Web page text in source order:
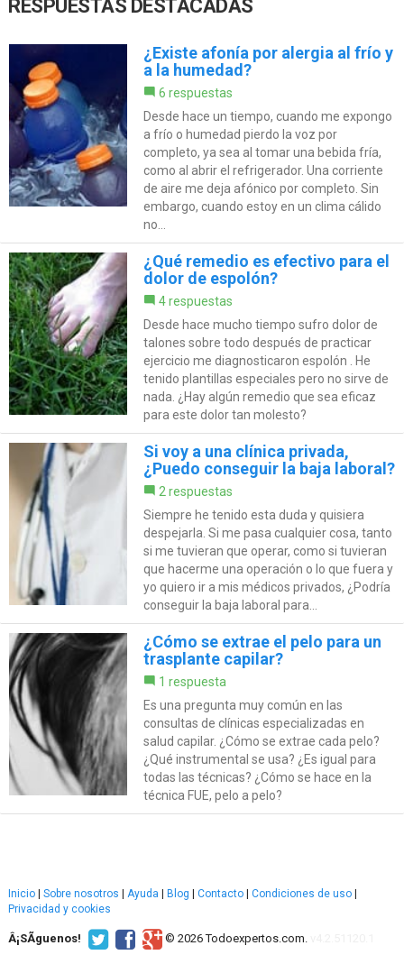
RESPUESTAS DESTACADAS
¿Existe afonía por alergia al frío y
a la humedad?
6 respuestas
Desde hace un tiempo, cuando me expongo
a frío o humedad pierdo la voz por
completo, ya sea al tomar una bebida fría,
como al abrir el refrigerador. Una corriente
de aire me deja afónico por completo. Sin
embargo, cuando estoy en un clima cálido
no...
¿Qué remedio es efectivo para el
dolor de espolón?
4 respuestas
Desde hace mucho tiempo sufro dolor de
talones sobre todo después de practicar
ejercicio me diagnosticaron espolón . He
tenido plantillas especiales pero no sirve de
nada. ¿Hay algún remedio que sea eficaz
para este dolor tan molesto?
Si voy a una clínica privada,
¿Puedo conseguir la baja laboral?
2 respuestas
Siempre he tenido esta duda y quisiera
despejarla. Si me pasa cualquier cosa, tanto
si me tuvieran que operar, como si tuvieran
que hacerme una operación o lo que fuera y
yo quiero ir a mis médicos privados, ¿Podría
conseguir la baja laboral para...
¿Cómo se extrae el pelo para un
trasplante capilar?
1 respuesta
Es una pregunta muy común en las
consultas de clínicas especializadas en
salud capilar. ¿Cómo se extrae cada pelo?
¿Qué instrumental se usa? ¿Es igual para
todas las técnicas? ¿Cómo se hace en la
técnica FUE, pelo a pelo?
Inicio | Sobre nosotros | Ayuda | Blog | Contacto | Condiciones de uso |
Privacidad y cookies
Â¡SÃ­guenos! © 2026 Todoexpertos.com.